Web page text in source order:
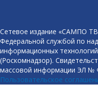
Сетевое издание «САМПО ТВ
Федеральной службой по
информационных
(Роскомнадзор).
массовой информации ЭЛ №
Пользовательское